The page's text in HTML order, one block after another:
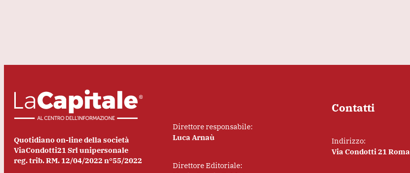
Quotidiano on-line della società
ViaCondotti21 Srl unipersonale
reg. trib. RM. 12/04/2022 n°55/2022
Direttore responsabile:
Luca Arnaù
Direttore Editoriale:
Contatti
Indirizzo:
Via Condotti 21 Roma